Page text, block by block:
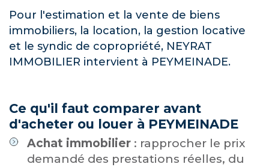
Pour l'estimation et la vente de biens
immobiliers, la location, la gestion locative
et le syndic de copropriété, NEYRAT
IMMOBILIER intervient à PEYMEINADE.
Ce qu'il faut comparer avant
d'acheter ou louer à PEYMEINADE
Achat immobilier : rapprocher le prix
demandé des prestations réelles, du